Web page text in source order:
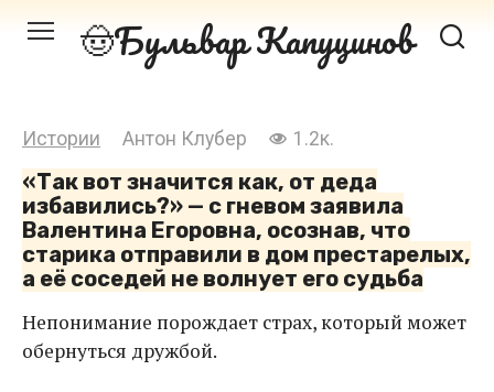
Перейти Бульвар Капуцинов
Истории Антон Клубер 1.2к.
«Так вот значится как, от деда
избавились?» — с гневом заявила
Валентина Егоровна, осознав, что
старика отправили в дом престарелых,
а её соседей не волнует его судьба
Непонимание порождает страх, который может
обернуться дружбой.